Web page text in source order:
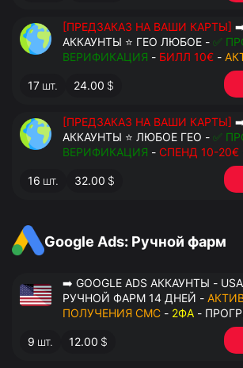
[ПРЕДЗАКАЗ НА ВАШИ КАРТЫ]
АККАУНТЫ ⭐ ГЕО ЛЮБОЕ - ✅
ВЕРИФИКАЦИЯ - БИЛЛ 10€ -
2ФА И
- РУЧНОЙ ФАРМ - РЕЗЕРВНАЯ
ДОСТУПОМ - ПЕРЕДАЧА В
17 шт. 24.00 $
[ПРЕДЗАКАЗ НА ВАШИ КАРТЫ]
АККАУНТЫ ⭐ ЛЮБОЕ ГЕО - ✅
ВЕРИФИКАЦИЯ - СПЕНД 10-
АКТИВНЫЙ НОМЕР ДЛЯ
И РЕЗЕРВНЫЕ КОДЫ
- РУЧНОЙ
РЕЗЕРВНАЯ ПОЧТА С
16 шт. 32.00 $
Google Ads: Ручной фарм
➡️ GOOGLE ADS АККАУНТЫ - USA ⭐ ГЕО
РУЧНОЙ ФАРМ 14 ДНЕЙ -
ПОЛУЧЕНИЯ СМС - 2ФА -
9 шт. 12.00 $